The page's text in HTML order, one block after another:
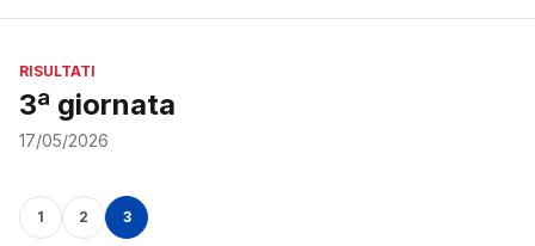
RISULTATI
3ª giornata
17/05/2026
1 2 3